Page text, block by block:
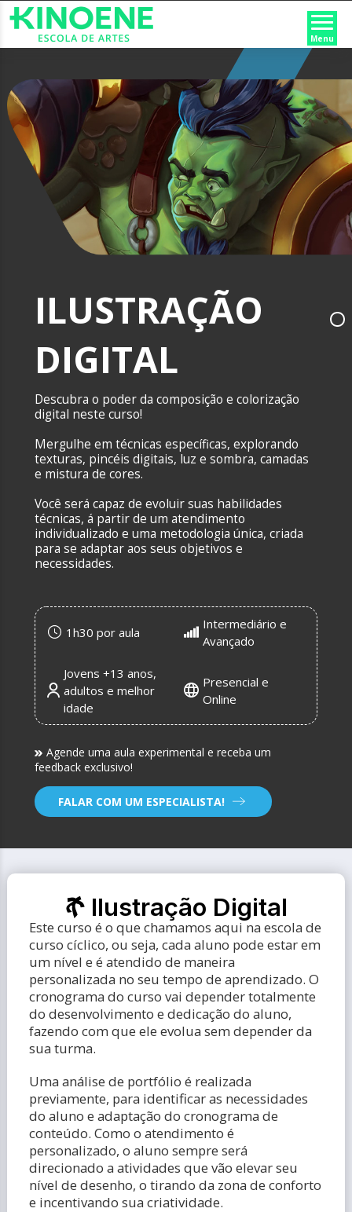
Menu
ILUSTRAÇÃO
DIGITAL
Descubra o poder da composição e colorização
digital neste curso!
Mergulhe em técnicas específicas, explorando
texturas, pincéis digitais, luz e sombra, camadas
e mistura de cores.
Você será capaz de evoluir suas habilidades
técnicas, á partir de um atendimento
individualizado e uma metodologia única, criada
para se adaptar aos seus objetivos e
necessidades.
1h30 por aula
Intermediário e
Avançado
Jovens +13 anos,
adultos e melhor
idade
Presencial e
Online
Agende uma aula experimental e receba um
feedback exclusivo!
FALAR COM UM ESPECIALISTA!
Ilustração Digital
Este curso é o que chamamos aqui na escola de
curso cíclico, ou seja, cada aluno pode estar em
um nível e é atendido de maneira
personalizada no seu tempo de aprendizado. O
cronograma do curso vai depender totalmente
do desenvolvimento e dedicação do aluno,
fazendo com que ele evolua sem depender da
sua turma.
Uma análise de portfólio é realizada
previamente, para identificar as necessidades
do aluno e adaptação do cronograma de
conteúdo. Como o atendimento é
personalizado, o aluno sempre será
direcionado a atividades que vão elevar seu
nível de desenho, o tirando da zona de conforto
e incentivando sua criatividade.